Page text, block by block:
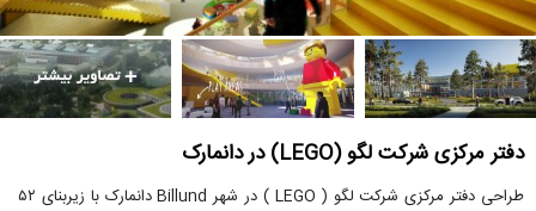
دفتر مرکزی شرکت لگو (LEGO) در دانمارک
طراحی دفتر مرکزی شرکت لگو ( LEGO ) در شهر Billund دانمارک با زیربنای ۵۲